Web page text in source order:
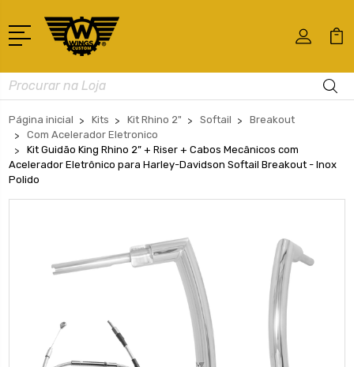
Busca
Página inicial Kits Kit Rhino 2" Softail
Breakout
Com Acelerador Eletronico
Kit Guidão King Rhino 2” + Riser + Cabos Mecânicos com
Acelerador Eletrônico para Harley-Davidson Softail Breakout - Inox
Polido